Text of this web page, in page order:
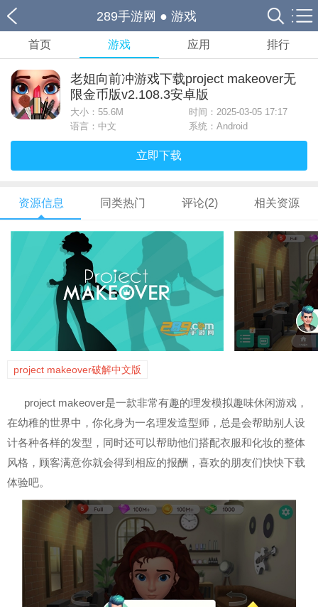
289手游网 ● 游戏
首页 游戏 应用 排行
老姐向前冲游戏下载project makeover无
限金币版v2.108.3安卓版
大小： 55.6M
时间：2025-03-05 17:17
语言：中文
系统：Android
立即下载
资源信息 同类热门 评论(2) 相关资源
project makeover破解中文版
project makeover是一款非常有趣的理发模拟趣味休闲游戏，
在幼稚的世界中，你化身为一名理发造型师，总是会帮助别人设
计各种各样的发型，同时还可以帮助他们搭配衣服和化妆的整体
风格，顾客满意你就会得到相应的报酬，喜欢的朋友们快快下载
体验吧。